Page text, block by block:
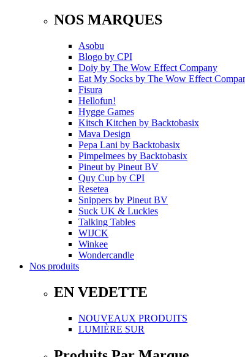
NOS MARQUES
Asobu
Blogo by CPI
Doiy by The Wow Effect Company
Eat My Socks by The Wow Effect
Fisura
Hellofun!
Hygge Games
Kitsch Kitchen by Backtobasix
Mava Design
Pepa Lani by Backtobasix
Pimpelmees by Backtobasix
Pineut by Pineut BV
Quy Cup by CPI
Resetea
Snippers by Pineut BV
Suck UK & Luckies
Talking Tables
WIJCK
Winkee
Wondercandle
Nos produits
EN VEDETTE
NOUVEAUX PRODUITS
LUMIÈRE SUR